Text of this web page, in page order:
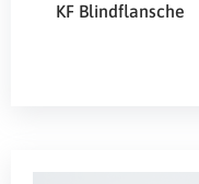
KF Blindflansche